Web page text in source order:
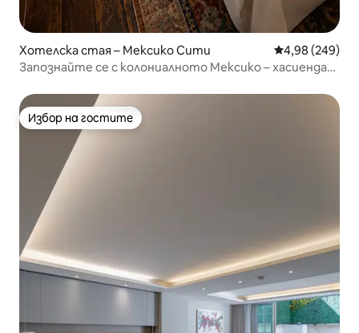
Хотелска стая – Мексико Сити Средна
4,98 (249)
Запознайте се с колониалното Мексико – хасиенда
Избор на гостите
Избор на гостите